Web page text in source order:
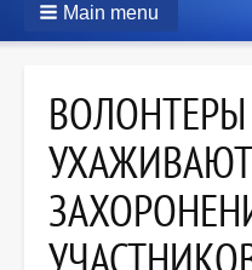
Main menu